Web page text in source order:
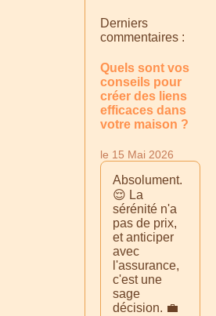
Derniers
commentaires :
Quels sont vos
conseils pour
créer des liens
efficaces dans
votre maison ?
le 15 Mai 2026
Absolument.
😌 La
sérénité n'a
pas de prix,
et anticiper
avec
l'assurance,
c'est une
sage
décision. 💼